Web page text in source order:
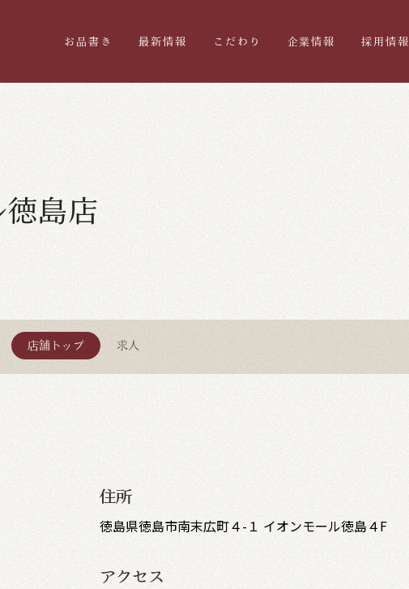
お品書き 最新情報 こだわり 企業情報 採用情報
島店
店舗トップ 求人
住所
徳島県徳島市南末広町４-１ イオンモール徳島４F
アクセス